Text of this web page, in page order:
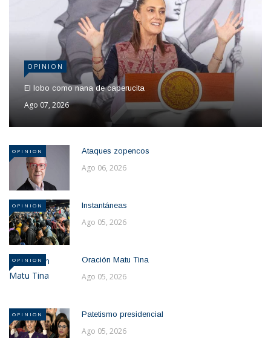
OPINION
El lobo como nana de caperucita
Ago 07, 2026
OPINION Ataques zopencos
Ago 06, 2026
OPINION Instantáneas
Ago 05, 2026
OPINION Oración Matu Tina
Ago 05, 2026
OPINION Patetismo presidencial
Ago 05, 2026